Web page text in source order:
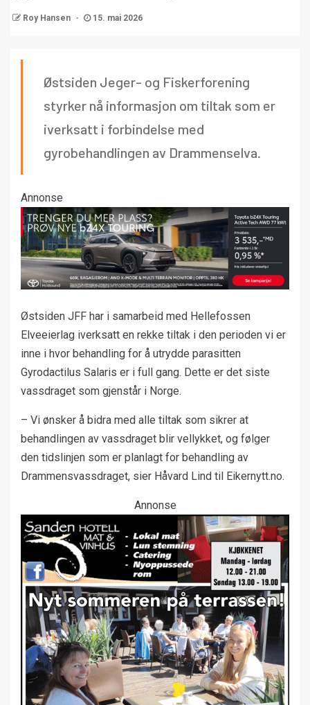
Roy Hansen 15. mai 2026
Østsiden Jeger- og Fiskerforening
styrker nå informasjon om tiltak som er
iverksatt i forbindelse med
gyrobehandlingen av Drammenselva.
Annonse
Østsiden JFF har i samarbeid med Hellefossen
Elveeierlag iverksatt en rekke tiltak i den perioden vi er
inne i hvor behandling for å utrydde parasitten
Gyrodactilus Salaris er i full gang. Dette er det siste
vassdraget som gjenstår i Norge.
– Vi ønsker å bidra med alle tiltak som sikrer at
behandlingen av vassdraget blir vellykket, og følger
den tidslinjen som er planlagt for behandling av
Drammensvassdraget, sier Håvard Lind til Eikernytt.no.
Annonse